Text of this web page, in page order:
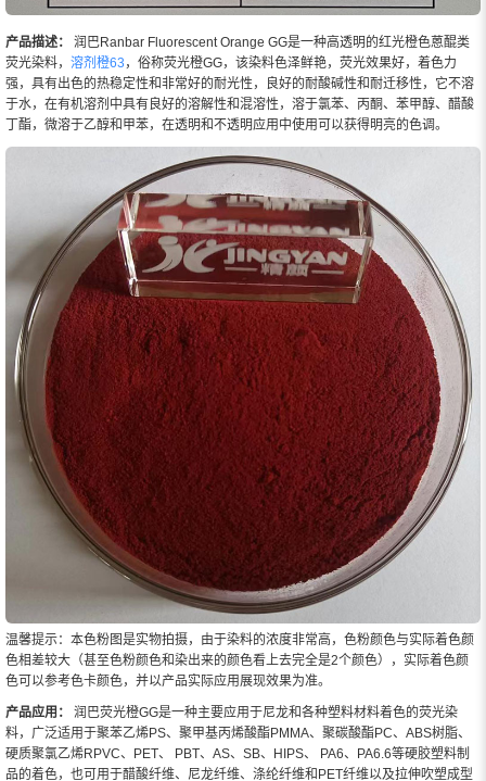
产品描述：
润巴Ranbar Fluorescent Orange GG是一种高透明的红光橙色蒽醌类
荧光染料， 溶剂橙63 ，俗称荧光橙GG，该染料色泽鲜艳，荧光效果好，着色力
强，具有出色的热稳定性和非常好的耐光性，良好的耐酸碱性和耐迁移性，它不溶
于水，在有机溶剂中具有良好的溶解性和混溶性，溶于氯苯、丙酮、苯甲醇、醋酸
丁酯，微溶于乙醇和甲苯，在透明和不透明应用中使用可以获得明亮的色调。
温馨提示：本色粉图是实物拍摄，由于染料的浓度非常高，色粉颜色与实际着色颜
色相差较大（甚至色粉颜色和染出来的颜色看上去完全是2个颜色），实际着色颜
色可以参考色卡颜色，并以产品实际应用展现效果为准。
产品应用：
润巴荧光橙GG是一种主要应用于尼龙和各种塑料材料着色的荧光染
料，广泛适用于聚苯乙烯PS、聚甲基丙烯酸酯PMMA、聚碳酸酯PC、ABS树脂、
硬质聚氯乙烯RPVC、PET、 PBT、AS、SB、HIPS、 PA6、PA6.6等硬胶塑料制
品的着色，也可用于醋酸纤维、尼龙纤维、涤纶纤维和PET纤维以及拉伸吹塑成型